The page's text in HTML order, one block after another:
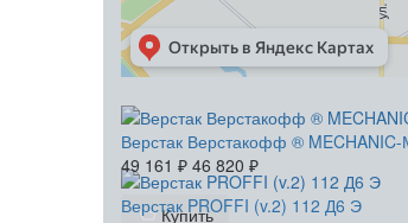
Верстак Верстакофф ®
49 161 ₽ 46 820 ₽
Купить
Верстак PROFFI (v.2) 112 Д6 Э